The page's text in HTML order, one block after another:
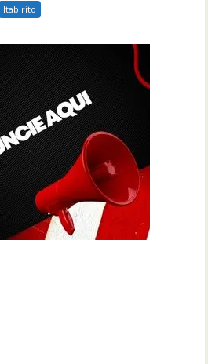
Itabirito